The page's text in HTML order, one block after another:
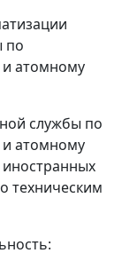
по
и атомному
службы по
и атомному
техническим